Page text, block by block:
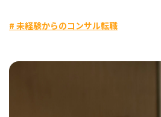
# 未経験からのコンサル転職